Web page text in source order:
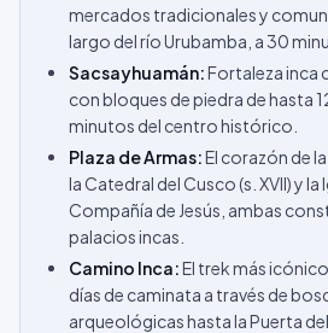
mercados tradicionales y
largo del río Urubamba, a 30
Sacsayhuamán:Fortaleza inca
con bloques de piedra de hasta
minutos del centro histórico.
Plaza de Armas:El corazón de
la Catedral del Cusco (s. XVII) y la
Compañía de Jesús, ambas
palacios incas.
Camino Inca:El trek más
días de caminata a través de
arqueológicas hasta la Puerta